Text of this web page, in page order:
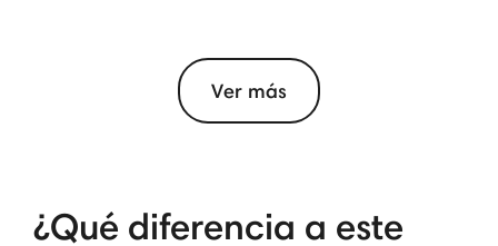
Ver más
¿Qué diferencia a este